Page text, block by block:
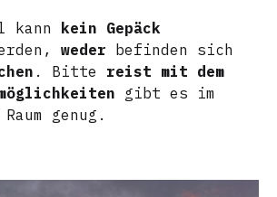
kann
kein Gepäck
weder befinden sich
. Bitte reist mit dem
gibt es im
genug.